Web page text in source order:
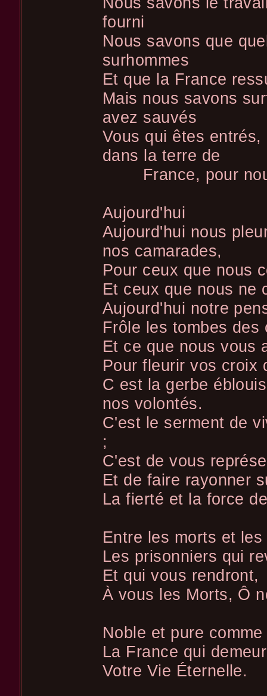
fourni
Nous savons que
surhommes
Et que la France
Mais nous savons
avez sauvés
Vous qui êtes
dans la terre de
France, pour
Aujourd'hui
Aujourd'hui nous
nos camarades,
Pour ceux que nous
Et ceux que nous ne
Aujourd'hui notre
Frôle les tombes
Et ce que nous vous
Pour fleurir vos croix
C est la gerbe
nos volontés.
C'est le serment de
;
C'est de vous
Et de faire rayonner
La fierté et la force
Entre les morts et
Les prisonniers qui
Et qui vous rendront,
À vous les Morts, Ô
Noble et pure
La France qui
Votre Vie Éternelle.